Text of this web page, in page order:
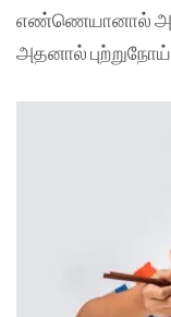
எண்ணெயானால்
அதனால்